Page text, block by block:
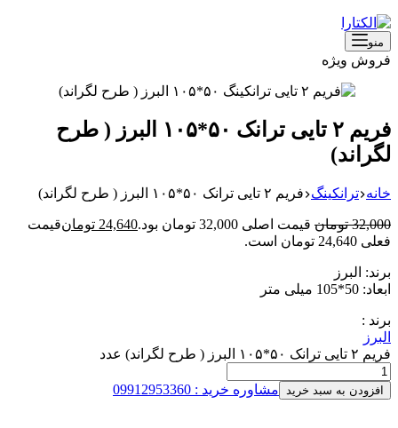
منو
فروش ویژه
فریم ۲ تایی ترانک ۵۰*۱۰۵ البرز ( طرح
لگراند)
خانه ترانکینگ فریم ۲ تایی ترانک ۵۰*۱۰۵ البرز ( طرح لگراند)
32,000 تومان قیمت اصلی 32,000 تومان بود. 24,640 تومانقیمت
فعلی 24,640 تومان است.
برند: البرز
ابعاد: 50*105 میلی متر
برند :
البرز
فریم ۲ تایی ترانک ۵۰*۱۰۵ البرز ( طرح لگراند) عدد
افزودن به سبد خرید مشاوره خرید : 09912953360